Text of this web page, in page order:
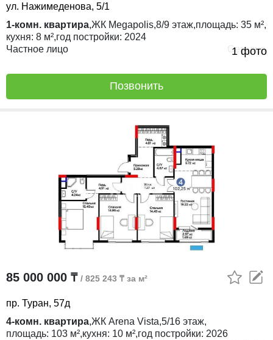
1 фото
ул. Нажимеденова, 5/1
1-комн. квартира,ЖК Megapolis,8/9 этаж,площадь: 35 м²,
кухня: 8 м²,год постройки: 2024
Частное лицо
Сегодня
Позвонить
85 000 000 ₸ / 825 243 ₸ за м²
пр. Туран, 57д
4-комн. квартира,ЖК Arena Vista,5/16 этаж,
площадь: 103 м²,кухня: 10 м²,год постройки: 2026